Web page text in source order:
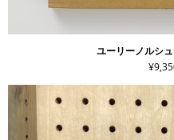
ユーリーノルシ